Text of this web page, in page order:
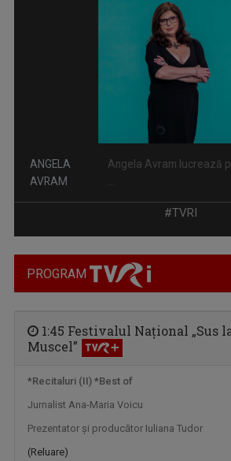
Angela Avram lucrează
MIHAELA CRĂCIUN
#TVRI
PROGRAM
1:45 Festivalul Naţional „Sus
Muscel”
*Recitaluri (II) *Best of
Jurnalist Ana-Maria Voicu
Prezentator şi producător Iuliana Tudor
(Reluare)